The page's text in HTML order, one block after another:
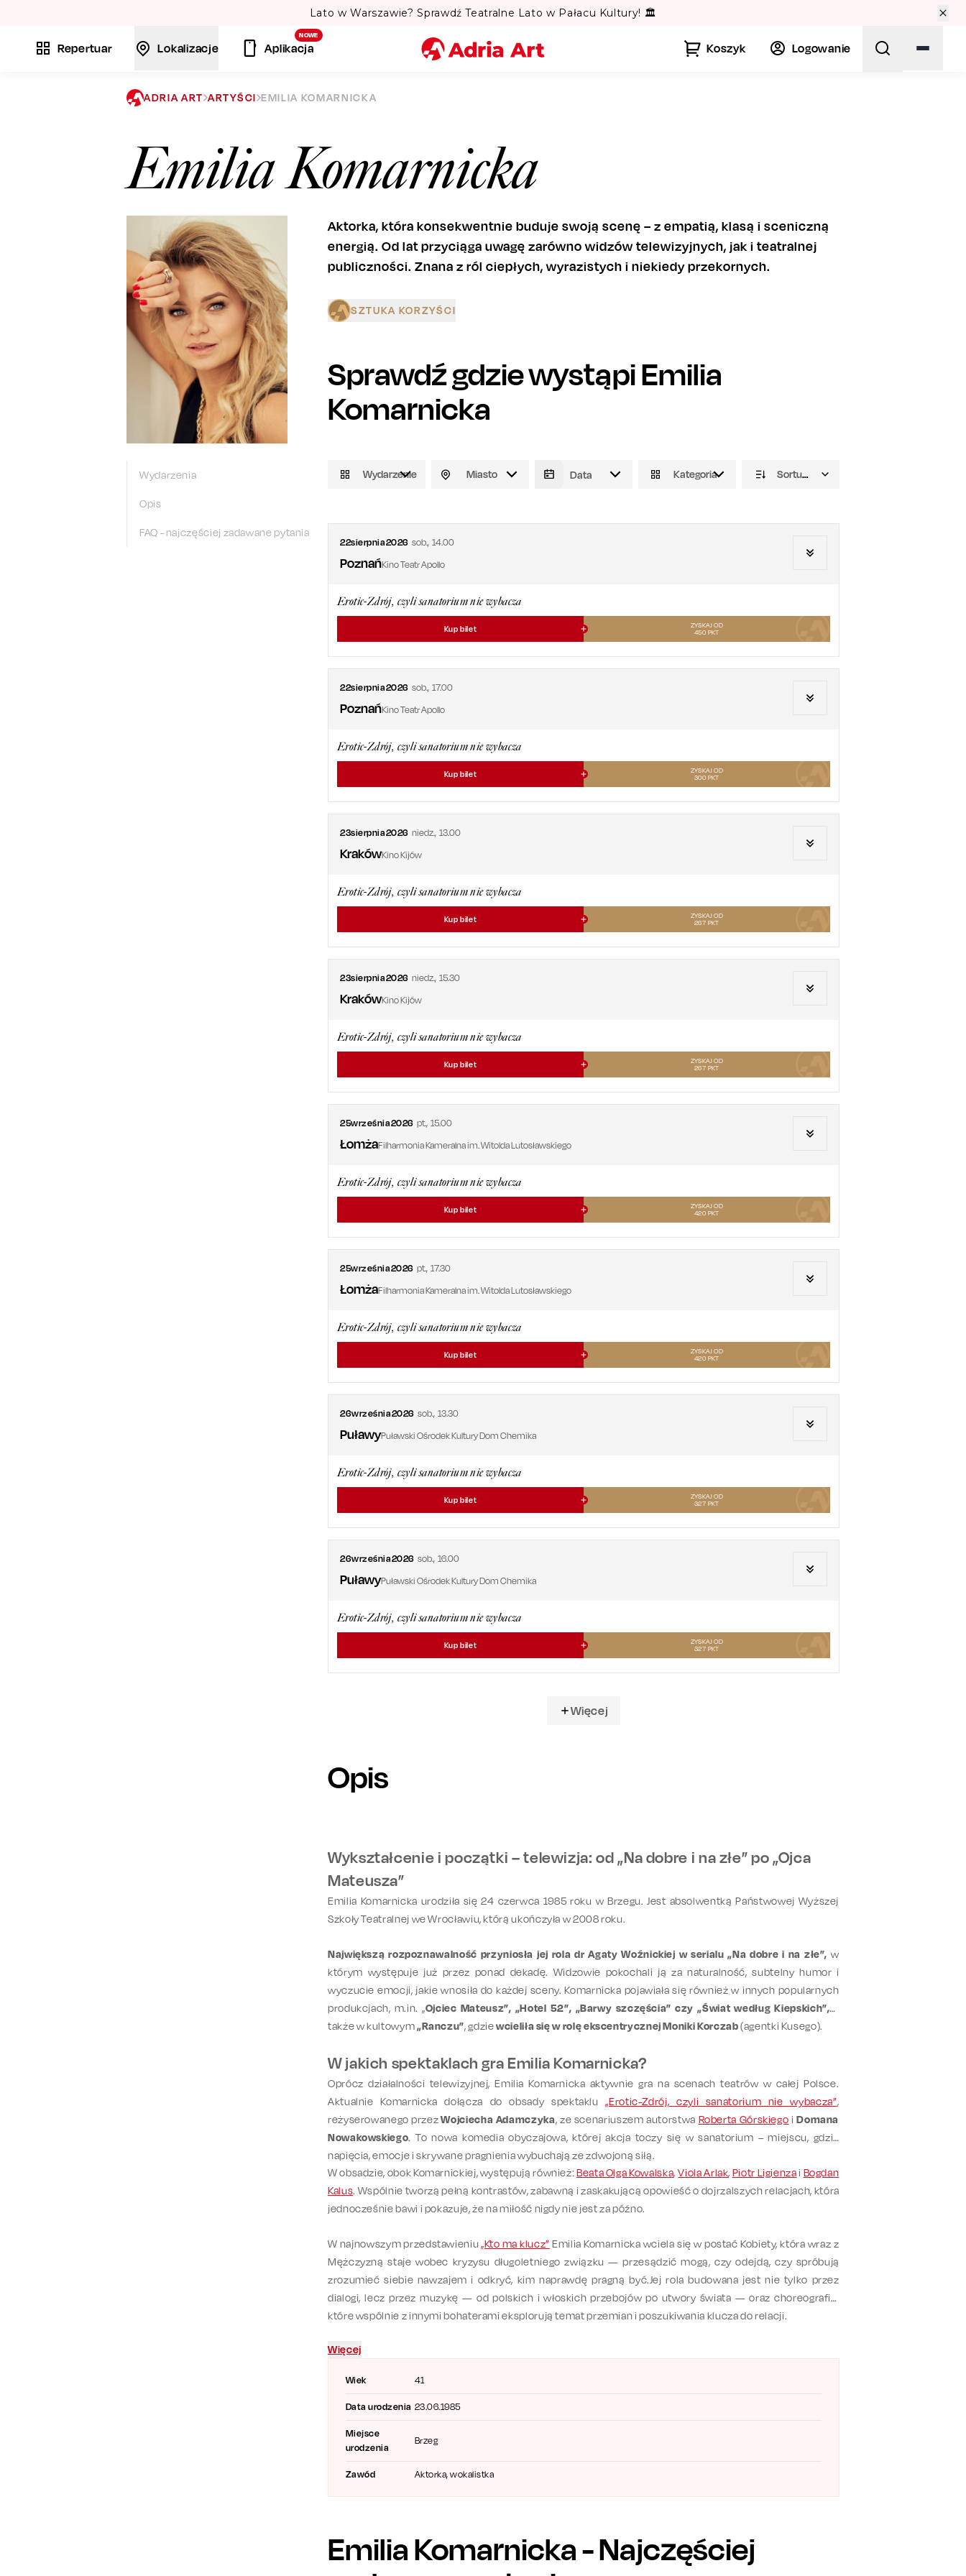
Lato w Warszawie? Sprawdź Teatralne Lato w Pałacu Kultury! 🏛️
Repertuar Lokalizacje
NOWE
Aplikacja Koszyk Logowanie
Szukaj
ADRIA ART ARTYŚCI EMILIA KOMARNICKA
Emilia Komarnicka
Wydarzenia
Opis
FAQ - najczęściej zadawane pytania
Aktorka, która konsekwentnie buduje swoją scenę – z empatią, klasą i sceniczną
energią. Od lat przyciąga uwagę zarówno widzów telewizyjnych, jak i teatralnej
publiczności. Znana z ról ciepłych, wyrazistych i niekiedy przekornych.
SZTUKA KORZYŚCI
Sprawdź gdzie wystąpiEmilia
Komarnicka
Wydarzenie Miasto Kategoria Sortuj domyślnie
22sierpnia2026 sob., 14.00
PoznańKino Teatr Apollo
Erotic-Zdrój, czyli sanatorium nie wybacza
Kup bilet
ZYSKAJ OD
450 PKT
22sierpnia2026 sob., 17.00
PoznańKino Teatr Apollo
Erotic-Zdrój, czyli sanatorium nie wybacza
Kup bilet
ZYSKAJ OD
300 PKT
23sierpnia2026 niedz., 13.00
KrakówKino Kijów
Erotic-Zdrój, czyli sanatorium nie wybacza
Kup bilet
ZYSKAJ OD
267 PKT
23sierpnia2026 niedz., 15.30
KrakówKino Kijów
Erotic-Zdrój, czyli sanatorium nie wybacza
Kup bilet
ZYSKAJ OD
267 PKT
25września2026 pt., 15.00
ŁomżaFilharmonia Kameralna im. Witolda Lutosławskiego
Erotic-Zdrój, czyli sanatorium nie wybacza
Kup bilet
ZYSKAJ OD
420 PKT
25września2026 pt., 17.30
ŁomżaFilharmonia Kameralna im. Witolda Lutosławskiego
Erotic-Zdrój, czyli sanatorium nie wybacza
Kup bilet
ZYSKAJ OD
420 PKT
26września2026 sob., 13.30
PuławyPuławski Ośrodek Kultury Dom Chemika
Erotic-Zdrój, czyli sanatorium nie wybacza
Kup bilet
ZYSKAJ OD
327 PKT
26września2026 sob., 16.00
PuławyPuławski Ośrodek Kultury Dom Chemika
Erotic-Zdrój, czyli sanatorium nie wybacza
Kup bilet
ZYSKAJ OD
327 PKT
Więcej
Opis
Wiek 41
Data urodzenia 23.06.1985
Miejsce
urodzenia
Brzeg
Zawód Aktorka, wokalistka
Wykształcenie i początki – telewizja: od „Na dobre i na złe” po „Ojca
Mateusza”
Emilia Komarnicka urodziła się 24 czerwca 1985 roku w Brzegu. Jest absolwentką Państwowej Wyższej
Szkoły Teatralnej we Wrocławiu, którą ukończyła w 2008 roku.
Największą rozpoznawalność przyniosła jej rola dr Agaty Woźnickiej w serialu „Na dobre i na złe”, w
którym występuje już przez ponad dekadę. Widzowie pokochali ją za naturalność, subtelny humor i
wyczucie emocji, jakie wnosiła do każdej sceny. Komarnicka pojawiała się również w innych popularnych
produkcjach, m.in. „Ojciec Mateusz”, „Hotel 52”, „Barwy szczęścia” czy „Świat według Kiepskich”,a
także w kultowym„Ranczu”, gdziewcieliła się w rolę ekscentrycznej Moniki Korczab(agentki Kusego).
W jakich spektaklach gra Emilia Komarnicka?
Oprócz działalności telewizyjnej, Emilia Komarnicka aktywnie gra na scenach teatrów w całej Polsce.
Aktualnie Komarnicka dołącza do obsady spektaklu„Erotic-Zdrój, czyli sanatorium nie wybacza”,
reżyserowanego przezWojciecha Adamczyka, ze scenariuszem autorstwa Roberta Górskiego iDomana
Nowakowskiego. To nowa komedia obyczajowa, której akcja toczy się w sanatorium – miejscu, gdzie
napięcia, emocje i skrywane pragnienia wybuchają ze zdwojoną siłą.
W obsadzie, obok Komarnickiej, występują również:Beata Olga Kowalska, Viola Arlak, Piotr Ligienzai Bogdan
Kalus. Wspólnie tworzą pełną kontrastów, zabawną i zaskakującą opowieść o dojrzalszych relacjach, która
jednocześnie bawi i pokazuje, że na miłość nigdy nie jest za późno.
W najnowszym przedstawieniu „Kto ma klucz” Emilia Komarnicka wciela się w postać Kobiety, która wraz z
Mężczyzną staje wobec kryzysu długoletniego związku — przesądzić mogą, czy odejdą, czy spróbują
zrozumieć siebie nawzajem i odkryć, kim naprawdę pragną być.Jej rola budowana jest nie tylko przez
dialogi, lecz przez muzykę — od polskich i włoskich przebojów po utwory świata — oraz choreografię,
które wspólnie z innymi bohaterami eksplorują temat przemian i poszukiwania klucza do relacji.
Więcej
Emilia Komarnicka- Najczęściej